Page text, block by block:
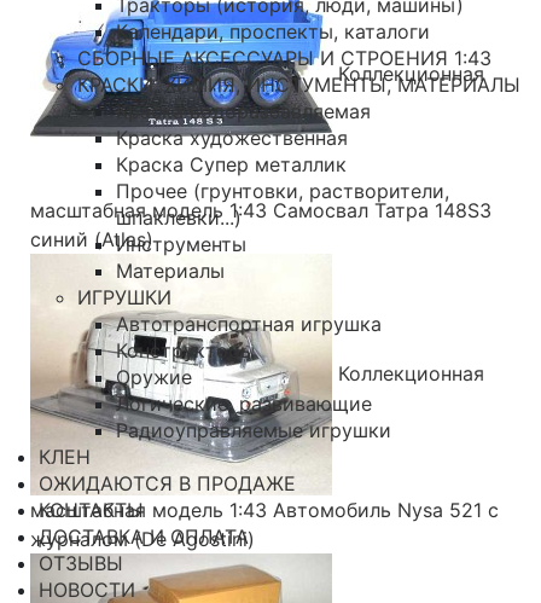
Тракторы (история, люди, машины)
Календари, проспекты, каталоги
СБОРНЫЕ АКСЕССУАРЫ И СТРОЕНИЯ 1:43
КРАСКИ, ХИМИЯ, ИНСТУМЕНТЫ, МАТЕРИАЛЫ
Краска водоразбавляемая
Краска художественная
Краска Супер металлик
Прочее (грунтовки, растворители,
шпаклевки...)
Инструменты
Материалы
ИГРУШКИ
Автотранспортная игрушка
Конструкторы
Оружие
Логические, развивающие
Радиоуправляемые игрушки
КЛЕН
ОЖИДАЮТСЯ В ПРОДАЖЕ
КОНТАКТЫ
ДОСТАВКА И ОПЛАТА
ОТЗЫВЫ
НОВОСТИ
Коллекционная
масштабная модель 1:43 Самосвал Татра 148S3
синий (Atlas)
Коллекционная
масштабная модель 1:43 Автомобиль Nysa 521 с
журналом (De Agostini)